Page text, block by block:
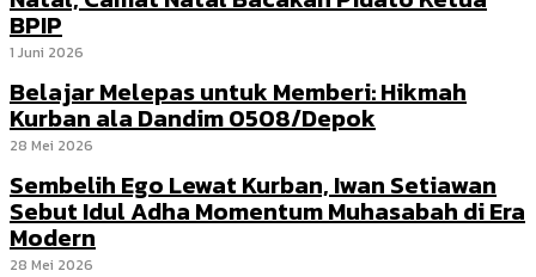
BPIP
1 Juni 2026
Belajar Melepas untuk Memberi: Hikmah
Kurban ala Dandim 0508/Depok
28 Mei 2026
Sembelih Ego Lewat Kurban, Iwan Setiawan
Sebut Idul Adha Momentum Muhasabah di Era
Modern
28 Mei 2026